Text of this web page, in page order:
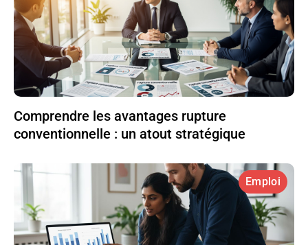
Comprendre les avantages rupture
conventionnelle : un atout stratégique
Emploi